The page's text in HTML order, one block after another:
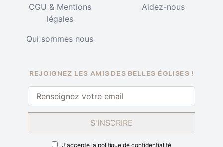
CGU & Mentions
légales
Aidez-nous
Qui sommes nous
REJOIGNEZ LES AMIS DES BELLES ÉGLISES !
S'INSCRIRE
J'accepte la politique de confidentialité